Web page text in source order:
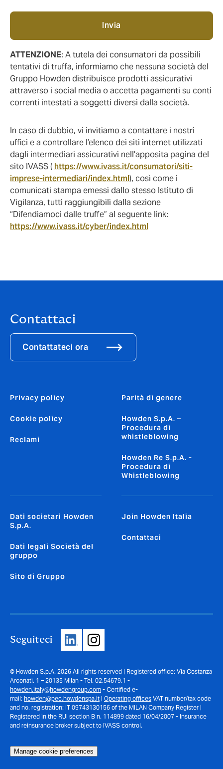
Invia
ATTENZIONE: A tutela dei consumatori da possibili
tentativi di truffa, informiamo che nessuna società del
Gruppo Howden distribuisce prodotti assicurativi
attraverso i social media o accetta pagamenti su conti
correnti intestati a soggetti diversi dalla società.
In caso di dubbio, vi invitiamo a contattare i nostri
uffici e a controllare l’elenco dei siti internet utilizzati
dagli intermediari assicurativi nell'apposita pagina del
sito IVASS ( https://www.ivass.it/consumatori/siti-
imprese-intermediari/index.html), così come i
comunicati stampa emessi dallo stesso Istituto di
Vigilanza, tutti raggiungibili dalla sezione
“Difendiamoci dalle truffe” al seguente link:
https://www.ivass.it/cyber/index.html
Contattaci
Contattateci ora
Privacy policy
Cookie policy
Reclami
Parità di genere
Howden S.p.A. –
Procedura di
whistleblowing
Howden Re S.p.A. -
Procedura di
Whistleblowing
Dati societari Howden
S.p.A.
Dati legali Società del
gruppo
Sito di Gruppo
Join Howden Italia
Contattaci
Seguiteci
© Howden S.p.A. 2026 All rights reserved | Registered office: Via Costanza
Arconati, 1 – 20135 Milan - Tel. 02.54679.1 -
howden.italy@howdengroup.com - Certified e-
mail: howden@pec.howdenspa.it | Operating offices VAT number/tax code
and no. registration: IT 09743130156 of the MILAN Company Register |
Registered in the RUI section B n. 114899 dated 16/04/2007 - Insurance
and reinsurance broker subject to IVASS control.
Manage cookie preferences